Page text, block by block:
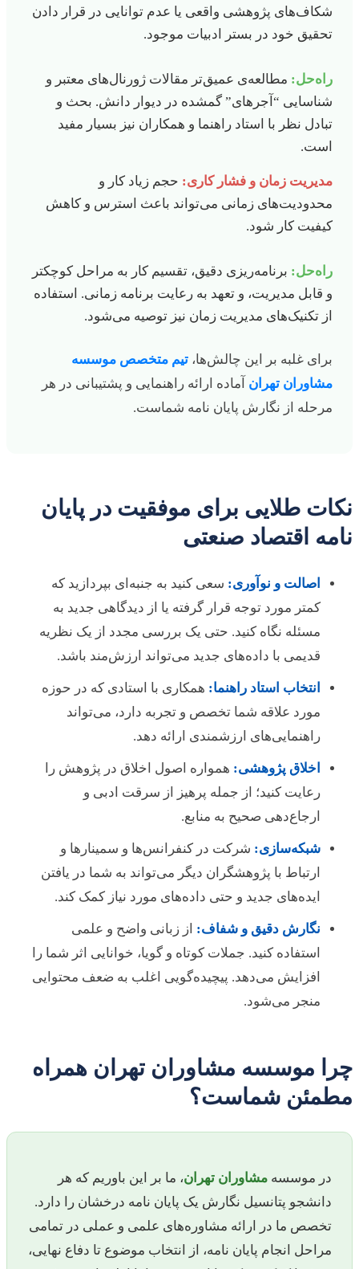
شکاف‌های پژوهشی واقعی یا عدم توانایی در قرار دادن
تحقیق خود در بستر ادبیات موجود.
راه‌حل: مطالعه‌ی عمیق‌تر مقالات ژورنال‌های معتبر و
شناسایی “آجرهای” گمشده در دیوار دانش. بحث و
تبادل نظر با استاد راهنما و همکاران نیز بسیار مفید
است.
مدیریت زمان و فشار کاری: حجم زیاد کار و
محدودیت‌های زمانی می‌تواند باعث استرس و کاهش
کیفیت کار شود.
راه‌حل: برنامه‌ریزی دقیق، تقسیم کار به مراحل کوچکتر
و قابل مدیریت، و تعهد به رعایت برنامه زمانی. استفاده
از تکنیک‌های مدیریت زمان نیز توصیه می‌شود.
برای غلبه بر این چالش‌ها، تیم متخصص موسسه
مشاوران تهران آماده ارائه راهنمایی و پشتیبانی در هر
مرحله از نگارش پایان نامه شماست.
نکات طلایی برای موفقیت در پایان
نامه اقتصاد صنعتی
اصالت و نوآوری: سعی کنید به جنبه‌ای بپردازید که
کمتر مورد توجه قرار گرفته یا از دیدگاهی جدید به
مسئله نگاه کنید. حتی یک بررسی مجدد از یک نظریه
قدیمی با داده‌های جدید می‌تواند ارزش‌مند باشد.
انتخاب استاد راهنما: همکاری با استادی که در حوزه
مورد علاقه شما تخصص و تجربه دارد، می‌تواند
راهنمایی‌های ارزشمندی ارائه دهد.
اخلاق پژوهشی: همواره اصول اخلاق در پژوهش را
رعایت کنید؛ از جمله پرهیز از سرقت ادبی و
ارجاع‌دهی صحیح به منابع.
شبکه‌سازی: شرکت در کنفرانس‌ها و سمینارها و
ارتباط با پژوهشگران دیگر می‌تواند به شما در یافتن
ایده‌های جدید و حتی داده‌های مورد نیاز کمک کند.
نگارش دقیق و شفاف: از زبانی واضح و علمی
استفاده کنید. جملات کوتاه و گویا، خوانایی اثر شما را
افزایش می‌دهد. پیچیده‌گویی اغلب به ضعف محتوایی
منجر می‌شود.
چرا موسسه مشاوران تهران همراه
مطمئن شماست؟
در موسسه مشاوران تهران، ما بر این باوریم که هر
دانشجو پتانسیل نگارش یک پایان نامه درخشان را دارد.
تخصص ما در ارائه مشاوره‌های علمی و عملی در تمامی
مراحل انجام پایان نامه، از انتخاب موضوع تا دفاع نهایی،